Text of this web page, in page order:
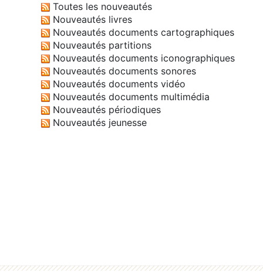
Toutes les nouveautés
Nouveautés livres
Nouveautés documents cartographiques
Nouveautés partitions
Nouveautés documents iconographiques
Nouveautés documents sonores
Nouveautés documents vidéo
Nouveautés documents multimédia
Nouveautés périodiques
Nouveautés jeunesse